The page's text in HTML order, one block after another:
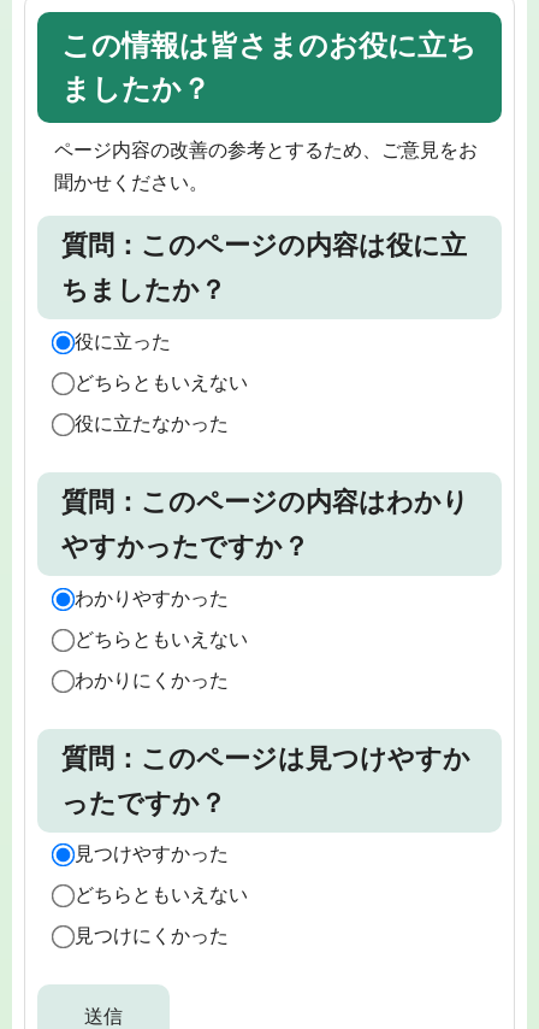
この情報は皆さまのお役に立ち
ましたか？
ページ内容の改善の参考とするため、ご意見をお
聞かせください。
質問：このページの内容は役に立
ちましたか？
役に立った
どちらともいえない
役に立たなかった
質問：このページの内容はわかり
やすかったですか？
わかりやすかった
どちらともいえない
わかりにくかった
質問：このページは見つけやすか
ったですか？
見つけやすかった
どちらともいえない
見つけにくかった